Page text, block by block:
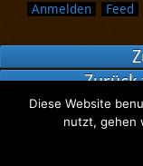
Anmelden
Feed
Zurück
Diese Website
nutzt, gehen
Piraten in